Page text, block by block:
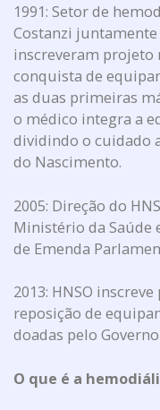
1991: Setor de
Costanzi juntamente
inscreveram projeto
conquista de
as duas primeiras
o médico integra a
dividindo o cuidado
do Nascimento.
2005: Direção do
Ministério da Saúde
de Emenda
2013: HNSO
reposição de
doadas pelo
O que é a